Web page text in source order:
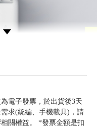
電子發票，於出貨後3天
求(統編、手機載具)，請
關權益。 *發票金額是扣